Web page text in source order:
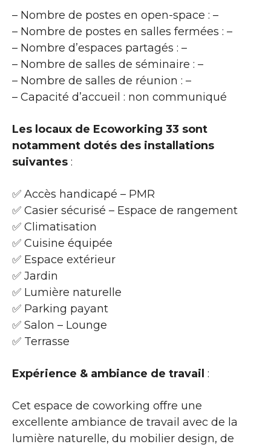
– Nombre de postes en open-space : –
– Nombre de postes en salles fermées : –
– Nombre d’espaces partagés : –
– Nombre de salles de séminaire : –
– Nombre de salles de réunion : –
– Capacité d’accueil : non communiqué
Les locaux de Ecoworking 33 sont
notamment dotés des installations
suivantes :
✅ Accès handicapé – PMR
✅ Casier sécurisé – Espace de rangement
✅ Climatisation
✅ Cuisine équipée
✅ Espace extérieur
✅ Jardin
✅ Lumière naturelle
✅ Parking payant
✅ Salon – Lounge
✅ Terrasse
Expérience & ambiance de travail :
Cet espace de coworking offre une
excellente ambiance de travail avec de la
lumière naturelle, du mobilier design, de